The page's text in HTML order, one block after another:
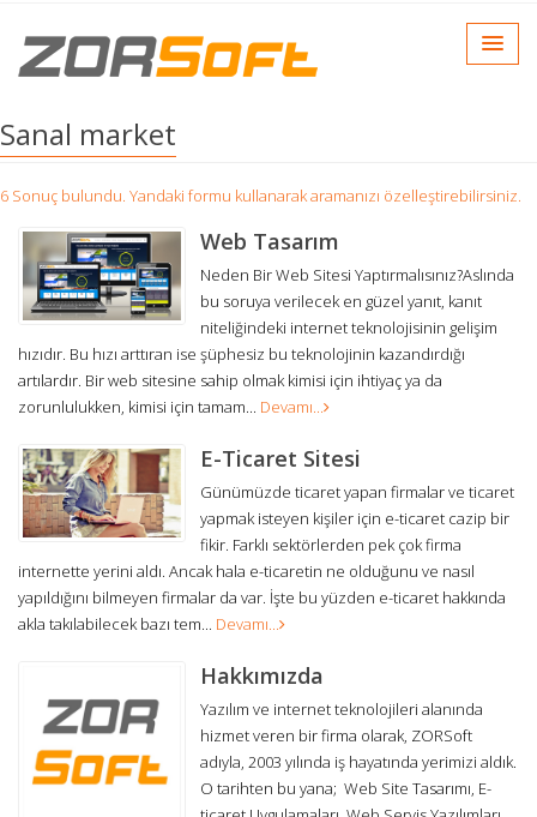
Sanal market
6 Sonuç bulundu. Yandaki formu kullanarak aramanızı özelleştirebilirsiniz.
Web Tasarım
Neden Bir Web Sitesi Yaptırmalısınız?Aslında
bu soruya verilecek en güzel yanıt, kanıt
niteliğindeki internet teknolojisinin gelişim
hızıdır. Bu hızı arttıran ise şüphesiz bu teknolojinin kazandırdığı
artılardır. Bir web sitesine sahip olmak kimisi için ihtiyaç ya da
zorunlulukken, kimisi için tamam... Devamı...
E-Ticaret Sitesi
Günümüzde ticaret yapan firmalar ve ticaret
yapmak isteyen kişiler için e-ticaret cazip bir
fikir. Farklı sektörlerden pek çok firma
internette yerini aldı. Ancak hala e-ticaretin ne olduğunu ve nasıl
yapıldığını bilmeyen firmalar da var. İşte bu yüzden e-ticaret hakkında
akla takılabilecek bazı tem... Devamı...
Hakkımızda
Yazılım ve internet teknolojileri alanında
hizmet veren bir firma olarak, ZORSoft
adıyla, 2003 yılında iş hayatında yerimizi aldık.
O tarihten bu yana; Web Site Tasarımı, E-